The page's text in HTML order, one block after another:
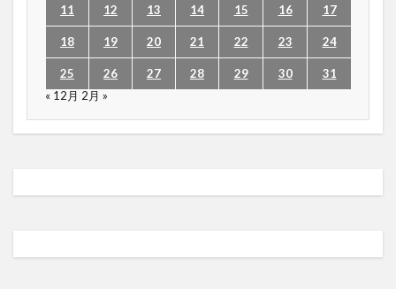
11 12 13 14 15 16 17
18 19 20 21 22 23 24
25 26 27 28 29 30
31
« 12月 2月 »